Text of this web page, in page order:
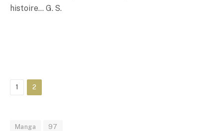
histoire… G. S.
1 2
Manga 97